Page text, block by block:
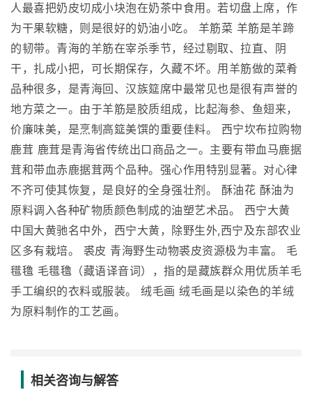
人最喜把奶皮切成小块泡在奶茶中食用。若切盘上席，作
为干果软糖，则是很好的奶油小吃。 羊筋菜 羊筋是羊蹄
的韧带。青海的羊筋在宰杀季节，经过剔取、拉直、阴
干，扎成小把，可长期保存，久藏不坏。用羊筋做的菜肴
品种很多，是青海回、汉族筵席中最常见也是很有声誉的
地方菜之一。由于羊筋是胶质组成，比起海参、鱼翅来，
价廉味美，是烹制高筵美馔的重要佳料。 西宁坎布拉购物
鹿茸 鹿茸是青海省传统出口商品之一。主要有带血马鹿据
茸和带血赤鹿据茸两个品种。强心作用特别显著。对心律
不齐可使其恢复，是良好的全身强壮剂。 酥油花 酥油为
原料调入各种矿物质颜色制成的油塑艺术品。 西宁大黄
中国大黄驰名中外，西宁大黄，除野生外,西宁及东部农业
区多有栽培。 裘皮 青海野生动物裘皮资源极为丰富。 毛
氆氇 毛氆氇（藏语译音词），指的是藏族群众用优质羊毛
手工编织的衣料或服装。 绒毛画 绒毛画是以染色的羊绒
为原料制作的工艺画。
相关咨询与解答